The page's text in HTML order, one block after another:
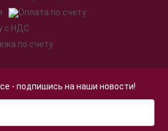
- подпишись на наши новости!